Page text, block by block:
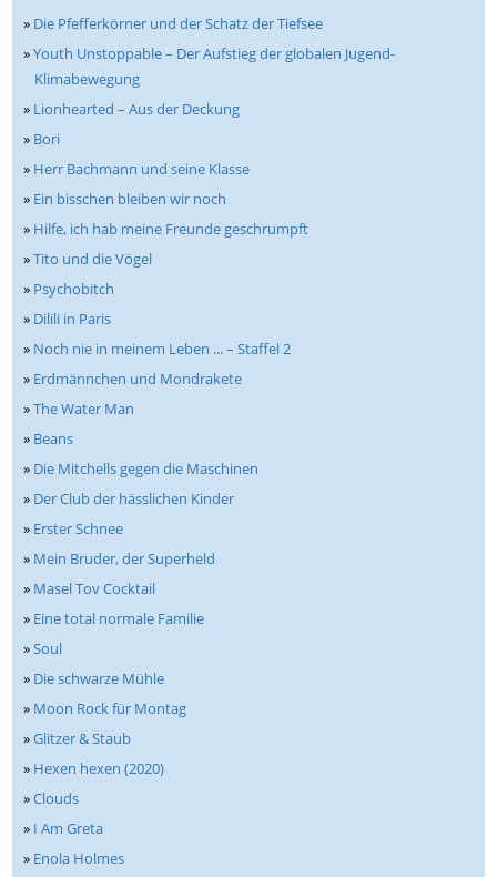
» Die Pfefferkörner und der Schatz der Tiefsee
»Youth Unstoppable – Der Aufstieg der globalen Jugend-
Klimabewegung
» Lionhearted – Aus der Deckung
» Bori
» Herr Bachmann und seine Klasse
» Ein bisschen bleiben wir noch
» Hilfe, ich hab meine Freunde geschrumpft
»Tito und die Vögel
» Psychobitch
» Dilili in Paris
» Noch nie in meinem Leben ... – Staffel 2
» Erdmännchen und Mondrakete
»The Water Man
» Beans
» Die Mitchells gegen die Maschinen
» Der Club der hässlichen Kinder
» Erster Schnee
» Mein Bruder, der Superheld
» Masel Tov Cocktail
» Eine total normale Familie
»Soul
» Die schwarze Mühle
» Moon Rock für Montag
»Glitzer & Staub
» Hexen hexen (2020)
»Clouds
» I Am Greta
» Enola Holmes